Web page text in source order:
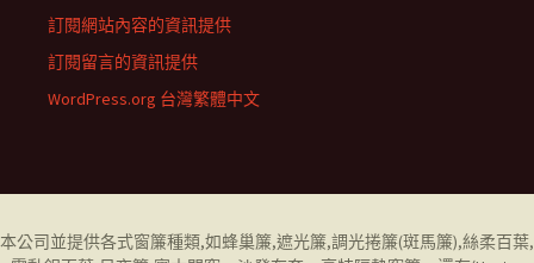
訂閱網站內容的資訊提供
訂閱留言的資訊提供
WordPress.org 台灣繁體中文
本公司並提供各式窗簾種類,如蜂巢簾,遮光簾,調光捲簾(斑馬簾),絲柔百葉,